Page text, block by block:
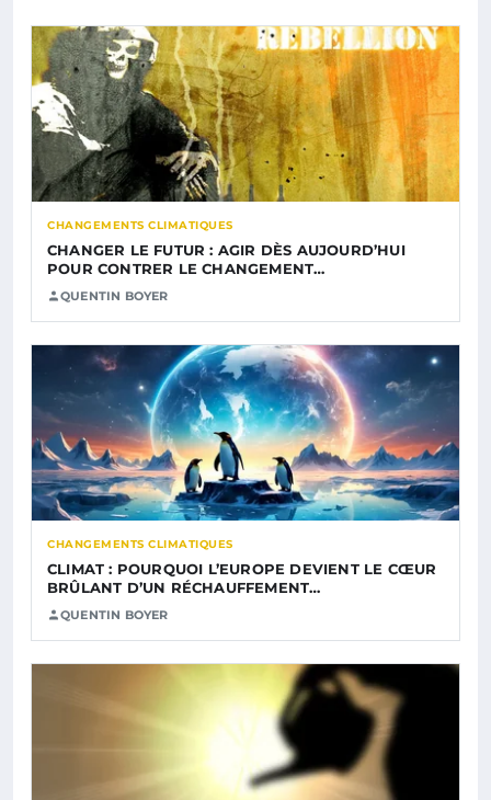
CHANGEMENTS CLIMATIQUES
CHANGER LE FUTUR : AGIR DÈS AUJOURD’HUI
POUR CONTRER LE CHANGEMENT…
QUENTIN BOYER
CHANGEMENTS CLIMATIQUES
CLIMAT : POURQUOI L’EUROPE DEVIENT LE CŒUR
BRÛLANT D’UN RÉCHAUFFEMENT…
QUENTIN BOYER